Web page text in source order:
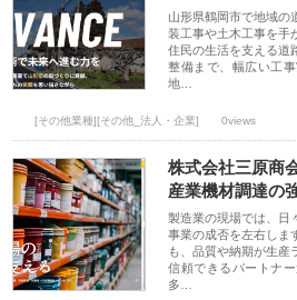
山形県鶴岡市で地域の
装工事や土木工事を手
住民の生活を支える道
整備まで、幅広い工
地…
[その他業種][その他_法人・企業] 0views
株式会社三原商
産業機材調達の
製造業の現場では、日
事業の成否を左右しま
も、品質や納期が生産
信頼できるパートナ
多…